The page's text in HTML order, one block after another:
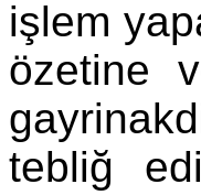
işlem
özetine
tebliğ